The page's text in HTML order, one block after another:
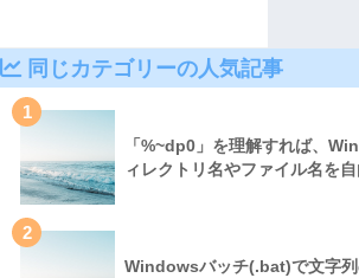
同じカテゴリーの人気記事
1
「%~dp0」を理解すれば、
ィレクトリ名やファイル名を
2
Windowsバッチ(.bat)で文字列